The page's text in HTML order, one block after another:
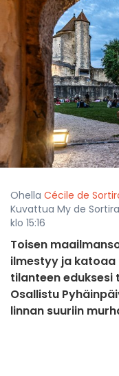
Ohella Cécile de
Kuvattua My de
klo 15:16
Toisen
ilmestyy ja
tilanteen eduksesi
Osallistu
linnan suuriin